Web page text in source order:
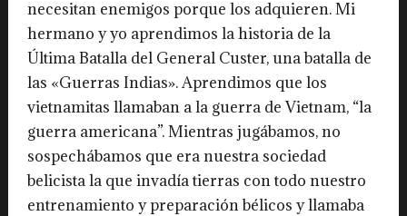
necesitan enemigos porque los adquieren. Mi
hermano y yo aprendimos la historia de la
Última Batalla del General Custer, una batalla de
las «Guerras Indias». Aprendimos que los
vietnamitas llamaban a la guerra de Vietnam, “la
guerra americana”. Mientras jugábamos, no
sospechábamos que era nuestra sociedad
belicista la que invadía tierras con todo nuestro
entrenamiento y preparación bélicos y llamaba